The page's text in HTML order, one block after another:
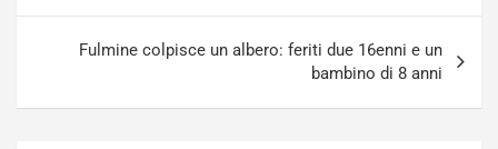
Fulmine colpisce un albero: feriti due 16enni e un
bambino di 8 anni